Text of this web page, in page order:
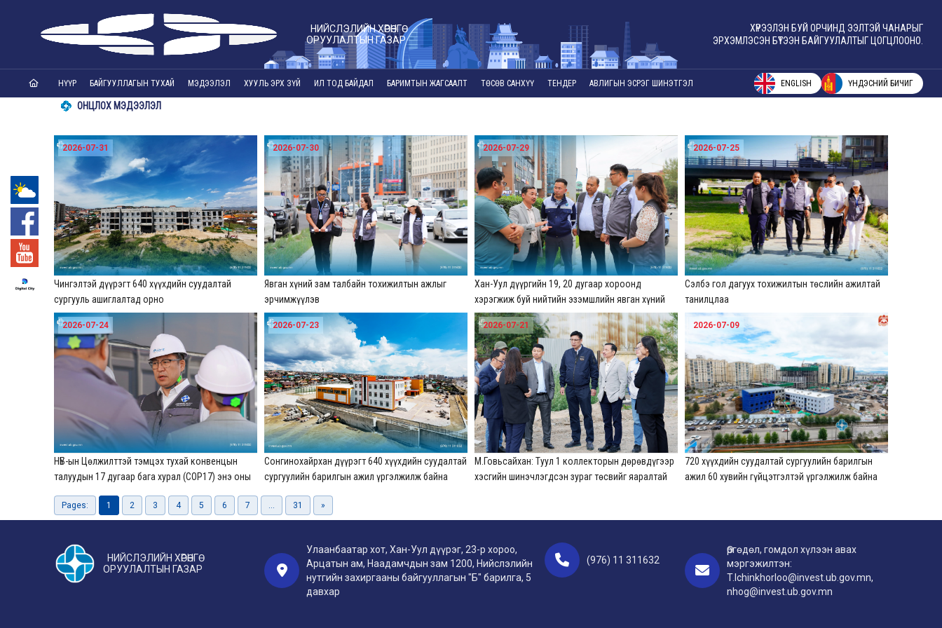
НИЙСЛЭЛИЙН ХӨРӨНГӨ
ОРУУЛАЛТЫН ГАЗАР
ХҮРЭЭЛЭН БУЙ ОРЧИНД ЭЭЛТЭЙ ЧАНАРЫГ
ЭРХЭМЛЭСЭН БҮТЭЭН БАЙГУУЛАЛТЫГ ЦОГЦЛООНО.
НҮҮР БАЙГУУЛЛАГЫН ТУХАЙ МЭДЭЭЛЭЛ ХУУЛЬ ЭРХ ЗҮЙ ИЛ ТОД БАЙДАЛ БАРИМТЫН ЖАГСААЛТ ТӨСӨВ САНХҮҮ ТЕНДЕР АВЛИГЫН ЭСРЭГ ШИНЭТГЭЛ ENGLISH ҮНДЭСНИЙ БИЧИГ
ОНЦЛОХ МЭДЭЭЛЭЛ
2026-07-31
Чингэлтэй дүүрэгт 640 хүүхдийн суудалтай
сургууль ашиглалтад орно
2026-07-30
Явган хүний зам талбайн тохижилтын ажлыг
эрчимжүүлэв
2026-07-29
Хан-Уул дүүргийн 19, 20 дугаар хороонд
хэрэгжиж буй нийтийн эзэмшлийн явган хүний
зам, талбайн тохижилтын ажлын байршилд
ажиллалаа
2026-07-25
Сэлбэ гол дагуух тохижилтын төслийн ажилтай
танилцлаа
2026-07-24
НҮБ-ын Цөлжилттэй тэмцэх тухай конвенцын
талуудын 17 дугаар бага хурал (COP17) энэ оны
Улаанбаатар хотноо зохион байгуулагдана
2026-07-23
Сонгинохайрхан дүүрэгт 640 хүүхдийн суудалтай
сургуулийн барилгын ажил үргэлжилж байна
2026-07-21
М.Говьсайхан: Туул 1 коллекторын дөрөвдүгээр
хэсгийн шинэчлэгдсэн зураг төсвийг яаралтай
2026-07-09
720 хүүхдийн суудалтай сургуулийн барилгын
ажил 60 хувийн гүйцэтгэлтэй үргэлжилж байна
Pages: 1 2 3 4 5 6 7 ... 31 »
НИЙСЛЭЛИЙН ХӨРӨНГӨ
ОРУУЛАЛТЫН ГАЗАР
Улаанбаатар хот, Хан-Уул дүүрэг, 23-р хороо,
Арцатын ам, Наадамчдын зам 1200, Нийслэлийн
нутгийн захиргааны байгууллагын "Б" барилга, 5
давхар
(976) 11 311632
Өргөдөл, гомдол хүлээн авах
мэргэжилтэн:
T.Ichinkhorloo@invest.ub.gov.mn,
nhog@invest.ub.gov.mn